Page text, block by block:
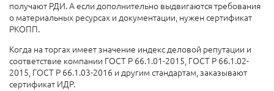
получают РДИ. А если дополнительно выдвигаются требования
о материальных ресурсах и документации, нужен сертификат
РКОПП.
Когда на торгах имеет значение индекс деловой репутации и
соответствие компании ГОСТ Р 66.1.01-2015, ГОСТ Р 66.1.02-
2015, ГОСТ Р 66.1.03-2016 и другим стандартам, заказывают
сертификат ИДР.